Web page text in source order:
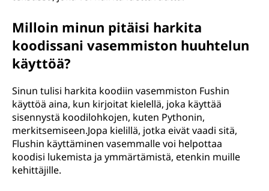
Milloin minun pitäisi harkita
koodissani vasemmiston huuhtelun
käyttöä?
Sinun tulisi harkita koodiin vasemmiston Fushin
käyttöä aina, kun kirjoitat kielellä, joka käyttää
sisennystä koodilohkojen, kuten Pythonin,
merkitsemiseen.Jopa kielillä, jotka eivät vaadi sitä,
Flushin käyttäminen vasemmalle voi helpottaa
koodisi lukemista ja ymmärtämistä, etenkin muille
kehittäjille.